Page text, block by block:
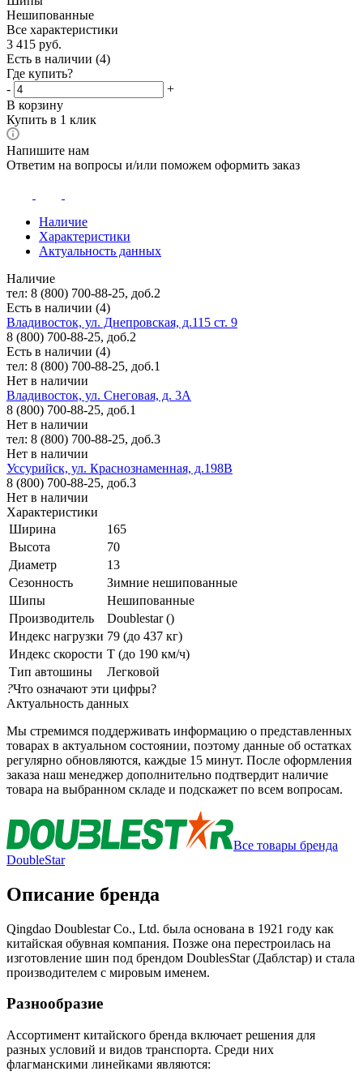
Нешипованные
Все характеристики
3 415 руб.
Есть в наличии (4)
Где купить?
-
+
В корзину
Купить в 1 клик
Напишите нам
Ответим на вопросы и/или поможем оформить заказ
Наличие
Характеристики
Актуальность данных
Наличие
тел: 8 (800) 700-88-25, доб.2
Есть в наличии (4)
Владивосток, ул. Днепровская, д.115 ст. 9
8 (800) 700-88-25, доб.2
Есть в наличии (4)
тел: 8 (800) 700-88-25, доб.1
Нет в наличии
Владивосток, ул. Снеговая, д. 3А
8 (800) 700-88-25, доб.1
Нет в наличии
тел: 8 (800) 700-88-25, доб.3
Нет в наличии
Уссурийск, ул. Краснознаменная, д.198В
8 (800) 700-88-25, доб.3
Нет в наличии
Характеристики
Ширина
165
Высота
70
Диаметр
13
Сезонность
Зимние нешипованные
Шипы
Нешипованные
Производитель
Doublestar ()
Индекс нагрузки 79 (до 437 кг)
Индекс скорости T (до 190 км/ч)
Тип автошины
Легковой
?Что означают эти цифры?
Актуальность данных
Мы стремимся поддерживать информацию о представленных
товарах в актуальном состоянии, поэтому данные об остатках
регулярно обновляются, каждые 15 минут. После оформления
заказа наш менеджер дополнительно подтвердит наличие
товара на выбранном складе и подскажет по всем вопросам.
Все товары бренда
DoubleStar
Описание бренда
Qingdao Doublestar Co., Ltd. была основана в 1921 году как
китайская обувная компания. Позже она перестроилась на
изготовление шин под брендом DoublesStar (Даблстар) и стала
производителем с мировым именем.
Разнообразие
Ассортимент китайского бренда включает решения для
разных условий и видов транспорта. Среди них
флагманскими линейками являются: